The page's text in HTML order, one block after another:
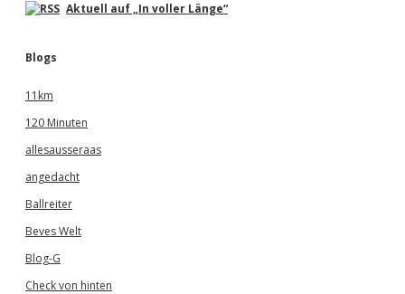
Aktuell auf „In voller Länge“
Blogs
11km
120 Minuten
allesausseraas
angedacht
Ballreiter
Beves Welt
Blog-G
Check von hinten